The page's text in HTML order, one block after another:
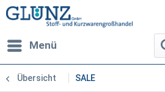
Menü
Übersicht SALE